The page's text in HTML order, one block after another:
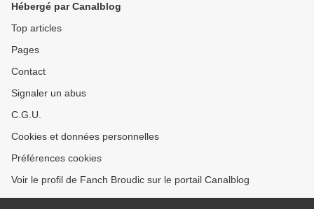
Hébergé par Canalblog
Top articles
Pages
Contact
Signaler un abus
C.G.U.
Cookies et données personnelles
Préférences cookies
Voir le profil de Fanch Broudic sur le portail Canalblog